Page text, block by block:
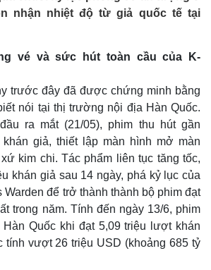
nhận nhiệt độ từ giả quốc tế tại
vé và sức hút toàn cầu của K-
trước đây đã được chứng minh bằng
nói tại thị trường nội địa Hàn Quốc.
ra mắt (21/05), phim thu hút gần
giả, thiết lập màn hình mở màn
kim chi. Tác phẩm liên tục tăng tốc,
khán giả sau 14 ngày, phá kỷ lục của
Warden để trở thành thành bộ phim đạt
trong năm. Tính đến ngày 13/6, phim
Quốc khi đạt 5,09 triệu lượt khán
tính vượt 26 triệu USD (khoảng 685 tỷ